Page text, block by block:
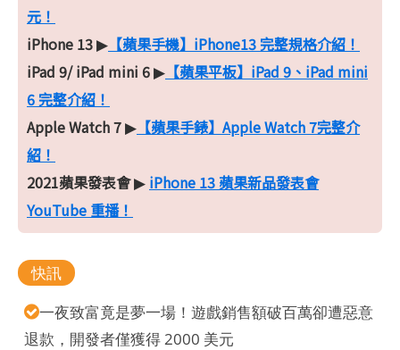
元！
iPhone 13▶ 【蘋果手機】iPhone13 完整規格介紹！
iPad 9/ iPad mini 6▶ 【蘋果平板】iPad 9、iPad mini
6 完整介紹！
Apple Watch 7▶ 【蘋果手錶】Apple Watch 7完整介
紹！
2021蘋果發表會▶ iPhone 13 蘋果新品發表會
YouTube 重播！
快訊
一夜致富竟是夢一場！遊戲銷售額破百萬卻遭惡意
退款，開發者僅獲得 2000 美元